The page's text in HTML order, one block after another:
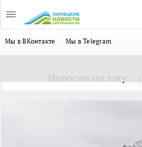
Мы в ВКонтакте Мы в Telegram